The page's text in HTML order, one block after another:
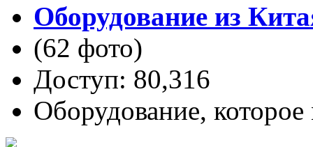
Оборудование из
(62 фото)
Доступ: 80,316
Оборудование,